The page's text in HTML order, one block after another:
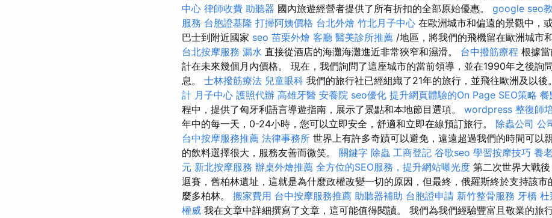
中心 律師收費 助聽器 國內旅遊經營者提供了所有折扣的全部原始優惠。 google seo
服務 台胞證基隆 打掃阿姨價格 台北外燴 竹北月子中心 在歐洲城市和偏遠的景觀中，
巴士到附近國家 seo 苗栗外燴 客廳 醫美診所推薦 /地區，將我們的飛機留在歐洲城市
台北按摩服務 漏水 直接從酒店的海灘海灘進近非常狹窄和濕滑。 台中撥筋療程 根據
計在未來幾個月內價格。 現在，我們詢問了這座城市的當前領導，並在1990年之後詢
息。 士林撥筋療法 兒童眼科 我們的旅行社已經組織了21年的旅行，並飛往歐洲及以後
計 月子中心 護照代辦 高雄牙醫 安養院 seo優化 提升網頁體驗的On Page SEO策略 餐
程中，提供了匈牙利語言導遊指南，展示了景點和本地節目選項。 wordpress 整復師
年中的每一天，0-24小時，您可以立即安全，舒適和立即在線預訂旅行。 除蟲公司 公
台中按摩服務推薦 法律事務所 世界上有許多奇蹟可以避免，遠遠超過我們的時間可以
的飲料選擇很大，服務友善而微笑。 關鍵字 除蟲 工商登記 谷歌seo 學習按摩技巧 養
元 新北按摩服務 辦桌外燴推薦 全方位的SEO服務，提升網站曝光度 第二次世界大戰
迴賽，舊柏林遺址，這就是為什麼政權改變一切的原因，但最終，俄羅斯終於支持該市
麼多柏林。 搬家費用 台中按摩服務推薦 助聽器補助 台胞證申請 新竹整骨服務 牙橋 杜
權威 我在文章中詳細撰寫了文章，這可能值得閱讀。 我們為我們經驗豐富且敬業的旅